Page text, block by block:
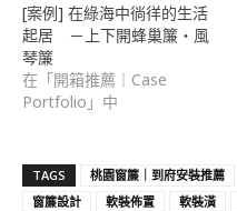
[案例] 在綠海中徜徉的生活
起居 －上下開蜂巢簾・風
琴簾
在「開箱推薦｜Case
Portfolio」中
TAGS 桃園窗簾｜到府安裝推薦
窗簾設計
軟裝佈置 軟裝潢